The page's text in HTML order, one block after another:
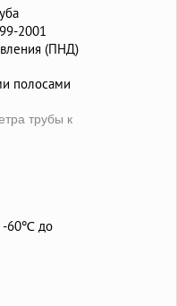
2001
(ПНД)
полосами
трубы к
-60℃ до